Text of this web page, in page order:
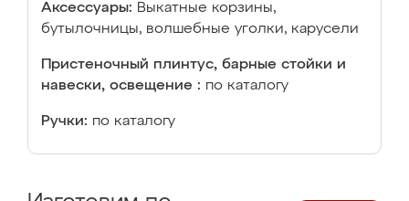
Аксессуары: Выкатные корзины,
бутылочницы, волшебные уголки, карусели
Пристеночный плинтус, барные стойки и
навески, освещение : по каталогу
Ручки: по каталогу